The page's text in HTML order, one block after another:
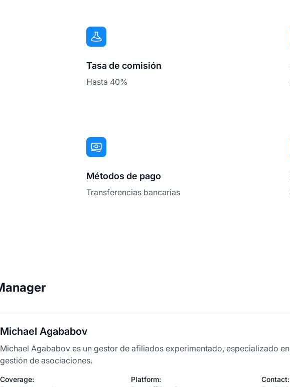
Tasa de comisión
Hasta 40%
Métodos de pago
Transferencias bancarias
Michael Agababov
Michael Agababov es un gestor de afiliados experimentado, especializado en
gestión de asociaciones.
Coverage:
Platform:
Contact: